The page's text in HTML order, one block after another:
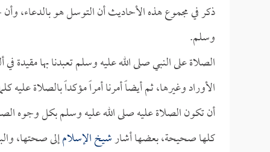
ذكر في مجموع هذه الأحاديث أن التوسل هو بالدعاء، وأن
وسلم.
الصلاة على النبي صلى الله عليه وسلم تعبدنا بها مقيدة
الأوراد وغيرها، ثم أيضاً أمرنا أمراً مؤكداً بالصلاة
أن تكون الصلاة عليه صلى الله عليه وسلم بكل وجوه
كلها صحيحة، بعضها أشارشيخ الإسلامإلى صحتها،